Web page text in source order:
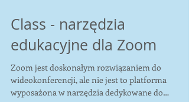
Class - narzędzia
edukacyjne dla Zoom
Zoom jest doskonałym rozwiązaniem do